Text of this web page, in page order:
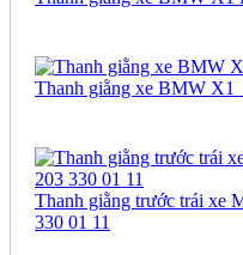
Thanh giằng xe BMW
Thanh giằng trước trái xe
330 01 11